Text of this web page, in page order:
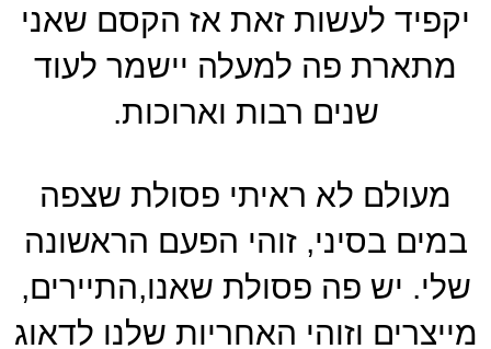
יקפיד לעשות זאת אז הקסם שאני
מתארת פה למעלה יישמר לעוד
שנים רבות וארוכות.
מעולם לא ראיתי פסולת שצפה
במים בסיני, זוהי הפעם הראשונה
שלי. יש פה פסולת שאנו,התיירים,
מייצרים וזוהי האחריות שלנו לדאוג